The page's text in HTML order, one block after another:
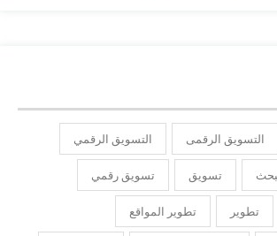
التسويق الرقمى التسويق الرقمي
تسويق تسويق رقمي
تطوير تطوير المواقع